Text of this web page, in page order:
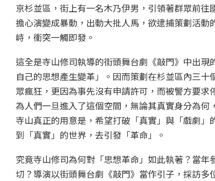
京杉並區，街上有一名木乃伊男，引領著群眾前
擔心演變成暴動，出動大批人馬，欲逮捕策劃活
峙，衝突一觸即發。
這全是寺山修司執導的街頭舞台劇《敲門》中出
自己的思想產生變革」。因而策劃在杉並區內三
眾瘋狂，更因為事先沒有申請許可，而被警方要
為人們一旦進入了這個空間，無論其真實身分為
寺山真正的用意是，希望打破「真實」與「戲劇
到「真實」的世界，去引發「革命」。
究竟寺山修司為何對「思想革命」如此執著？當
切？導演以街頭舞台劇《敲門》當作引子，採訪